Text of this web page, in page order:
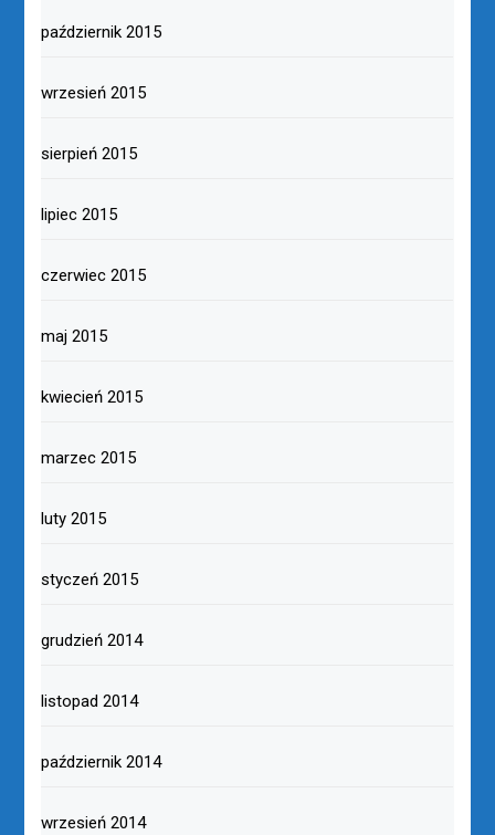
październik 2015
wrzesień 2015
sierpień 2015
lipiec 2015
czerwiec 2015
maj 2015
kwiecień 2015
marzec 2015
luty 2015
styczeń 2015
grudzień 2014
listopad 2014
październik 2014
wrzesień 2014